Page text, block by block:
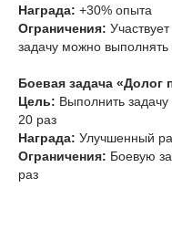
Награда: +30% опыта
Ограничения:
задачу можно выполнять
Боевая задача «Долог
Цель: Выполнить
20 раз
Награда: Улучшенный
Ограничения: Боевую
раз